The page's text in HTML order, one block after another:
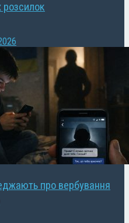
про вербування